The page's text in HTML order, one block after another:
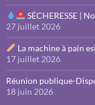
SÉCHERESSE |
27 juillet 2026
La machine à pain
17 juillet 2026
Réunion publique-
18 juin 2026